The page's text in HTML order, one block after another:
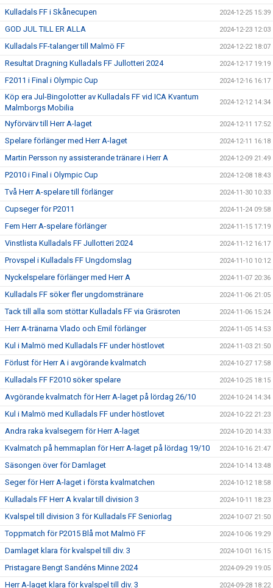
Kulladals FF i Skånecupen 2024-12-25 15:39
GOD JUL TILL ER ALLA 2024-12-23 12:03
Kulladals FF-talanger till Malmö FF 2024-12-22 18:07
Resultat Dragning Kulladals FF Jullotteri 2024 2024-12-17 19:19
F2011 i Final i Olympic Cup 2024-12-16 16:17
Köp era Jul-Bingolotter av Kulladals FF vid ICA Kvantum
Malmborgs Mobilia
2024-12-12 14:34
Nyförvärv till Herr A-laget 2024-12-11 17:52
Spelare förlänger med Herr A-laget 2024-12-11 16:18
Martin Persson ny assisterande tränare i Herr A 2024-12-09 21:49
P2010 i Final i Olympic Cup 2024-12-08 18:43
Två Herr A-spelare till förlänger 2024-11-30 10:33
Cupseger för P2011 2024-11-24 09:58
Fem Herr A-spelare förlänger 2024-11-15 17:19
Vinstlista Kulladals FF Jullotteri 2024 2024-11-12 16:17
Provspel i Kulladals FF Ungdomslag 2024-11-10 10:12
Nyckelspelare förlänger med Herr A 2024-11-07 20:36
Kulladals FF söker fler ungdomstränare 2024-11-06 21:05
Tack till alla som stöttar Kulladals FF via Gräsroten 2024-11-06 15:24
Herr A-tränarna Vlado och Emil förlänger 2024-11-05 14:53
Kul i Malmö med Kulladals FF under höstlovet 2024-11-03 21:50
Förlust för Herr A i avgörande kvalmatch 2024-10-27 17:58
Kulladals FF F2010 söker spelare 2024-10-25 18:15
Avgörande kvalmatch för Herr A-laget på lördag 26/10 2024-10-24 14:34
Kul i Malmö med Kulladals FF under höstlovet 2024-10-22 21:23
Andra raka kvalsegern för Herr A-laget 2024-10-20 14:33
Kvalmatch på hemmaplan för Herr A-laget på lördag 19/10 2024-10-16 21:47
Säsongen över för Damlaget 2024-10-14 13:48
Seger för Herr A-laget i första kvalmatchen 2024-10-12 18:58
Kulladals FF Herr A kvalar till division 3 2024-10-11 18:23
Kvalspel till division 3 för Kulladals FF Seniorlag 2024-10-07 21:50
Toppmatch för P2015 Blå mot Malmö FF 2024-10-06 19:29
Damlaget klara för kvalspel till div. 3 2024-10-01 16:15
Pristagare Bengt Sandéns Minne 2024 2024-09-29 19:05
Herr A-laget klara för kvalspel till div. 3 2024-09-28 18:22